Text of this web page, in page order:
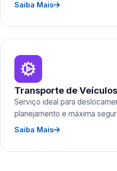
Saiba Mais
Transporte de Veículos
Serviço ideal para
planejamento e máxima
Saiba Mais